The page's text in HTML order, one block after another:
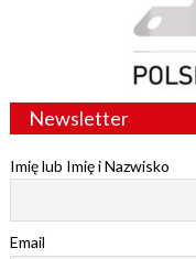
Newsletter
Imię lub Imię i Nazwisko
Email